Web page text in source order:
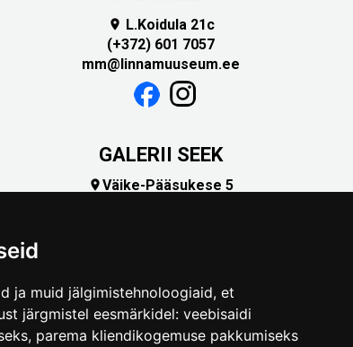
ja muid jälgimistehnoloogiaid, et
järgmistel eesmärkidel: veebisaidi
, parema kliendikogemuse pakkumiseks
 L.Koidula 21c
(+372) 601 7057
mm@linnamuuseum.ee
GALERII SEEK
Väike-Pääsukese 5